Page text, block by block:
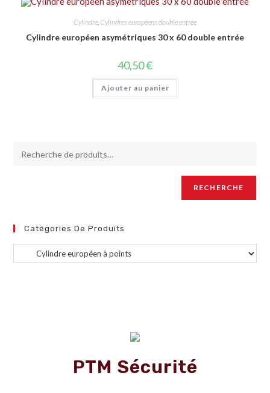
Cylindre Cylindres européens double entrée
Cylindre européen asymétriques 30 x 60 double entrée
40,50€
Ajouter au panier
RECHERCHE
Catégories De Produits
PTM Sécurité